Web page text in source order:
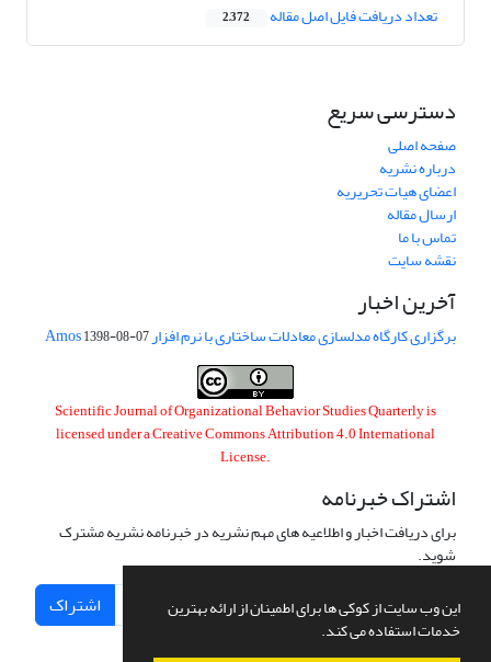
این وب سایت از کوکی ها برای اطمینان از ارائه بهترین
خدمات استفاده می کند.
تعداد دریافت فایل اصل مقاله 2,372
دسترسی سریع
صفحه اصلی
درباره نشریه
اعضای هیات تحریریه
ارسال مقاله
تماس با ما
نقشه سایت
آخرین اخبار
برگزاری کارگاه مدلسازی معادلات ساختاری با نرم افزار Amos1398-08-07
Scientific Journal of Organizational Behavior Studies Quarterly is
licensed under aCreative Commons Attribution 4.0 International
License.
اشتراک خبرنامه
برای دریافت اخبار و اطلاعیه های مهم نشریه در خبرنامه نشریه مشترک
شوید.
اشتراک